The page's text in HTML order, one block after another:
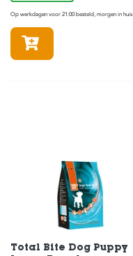
Op werkdagen voor 21:00 besteld, morgen in huis
Total Bite Dog Puppy